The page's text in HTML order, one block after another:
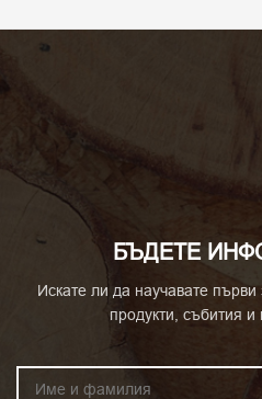
БЪДЕТЕ
Искате ли да научавате
продукти, събития и